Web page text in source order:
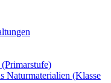
Naturmaterialien (Klasse